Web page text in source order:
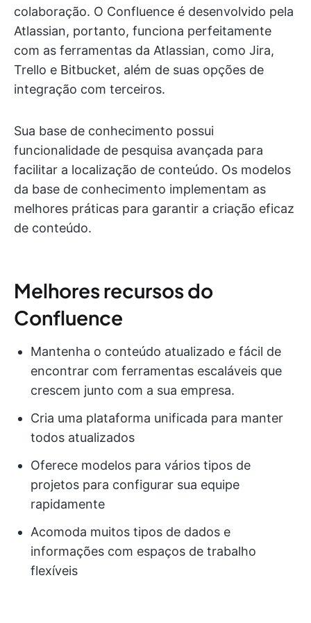
colaboração. O Confluence é desenvolvido pela
Atlassian, portanto, funciona perfeitamente
com as ferramentas da Atlassian, como Jira,
Trello e Bitbucket, além de suas opções de
integração com terceiros.
Sua base de conhecimento possui
funcionalidade de pesquisa avançada para
facilitar a localização de conteúdo. Os modelos
da base de conhecimento implementam as
melhores práticas para garantir a criação eficaz
de conteúdo.
Melhores recursos do
Confluence
Mantenha o conteúdo atualizado e fácil de
encontrar com ferramentas escaláveis que
crescem junto com a sua empresa.
Cria uma plataforma unificada para manter
todos atualizados
Oferece modelos para vários tipos de
projetos para configurar sua equipe
rapidamente
Acomoda muitos tipos de dados e
informações com espaços de trabalho
flexíveis